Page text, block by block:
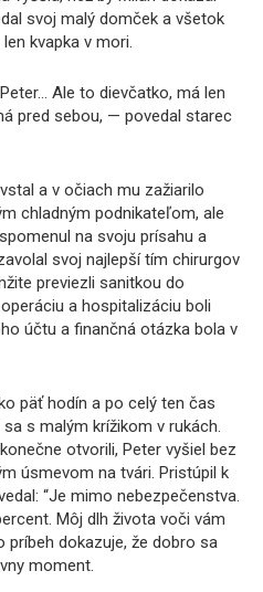
svoj malý domček a všetok
kvapka v mori.
Ale to dievčatko, má len
pred sebou, — povedal starec
a v očiach mu zažiarilo
chladným podnikateľom, ale
na svoju prísahu a
svoj najlepší tím chirurgov
previezli sanitkou do
a hospitalizáciu boli
účtu a finančná otázka bola v
päť hodín a po celý ten čas
s malým krížikom v rukách.
otvorili, Peter vyšiel bez
úsmevom na tvári. Pristúpil k
“Je mimo nebezpečenstva.
Môj dlh života voči vám
príbeh dokazuje, že dobro sa
moment.